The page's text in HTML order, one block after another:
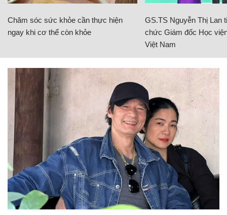
Chăm sóc sức khỏe cần thực hiện
ngay khi cơ thể còn khỏe
GS.TS Nguyễn Thị Lan
chức Giám đốc Học
Việt Nam